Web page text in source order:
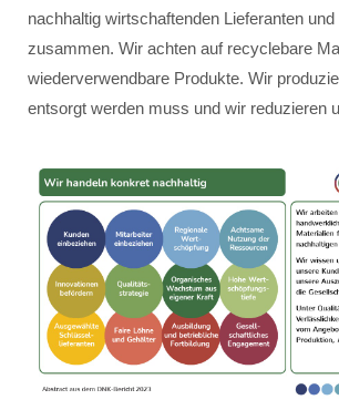
nachhaltig wirtschaftenden Lieferanten
zusammen. Wir achten auf recyclebare
wiederverwendbare Produkte. Wir
entsorgt werden muss und wir reduzieren